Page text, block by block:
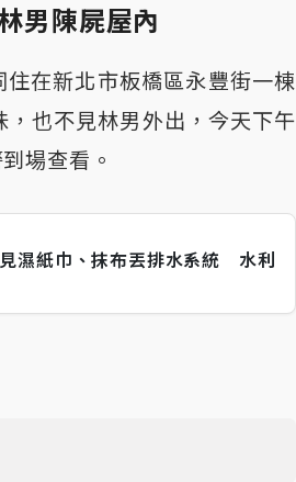
男陳屍屋內
在新北市板橋區永豐街一棟
也不見林男外出，今天下午
場查看。
濕紙巾、抹布丟排水系統 水利